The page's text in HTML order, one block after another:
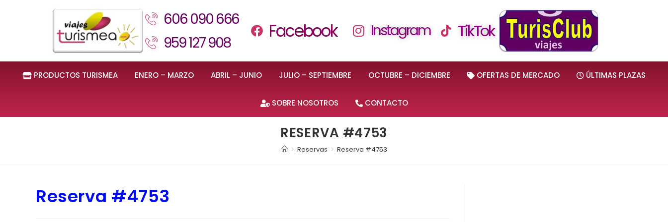
606 090 666
959 127 908
Facebook Instagram TikTok
PRODUCTOS TURISMEA ENERO – MARZO ABRIL – JUNIO JULIO – SEPTIEMBRE OCTUBRE – DICIEMBRE OFERTAS DE MERCADO ÚLTIMAS PLAZAS
SOBRE NOSOTROS CONTACTO
RESERVA #4753
> Reservas > Reserva #4753
Reserva #4753